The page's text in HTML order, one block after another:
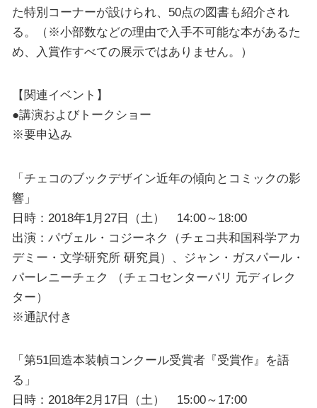
た特別コーナーが設けられ、50点の図書も紹介され
る。（※小部数などの理由で入手不可能な本があるた
め、入賞作すべての展示ではありません。）
【関連イベント】
●講演およびトークショー
※要申込み
「チェコのブックデザイン近年の傾向とコミックの影
響」
日時：2018年1月27日（土） 14:00～18:00
出演：パヴェル・コジーネク（チェコ共和国科学アカ
デミー・文学研究所 研究員）、ジャン・ガスパール・
パーレニーチェク （チェコセンターパリ 元ディレク
ター）
※通訳付き
「第51回造本装幀コンクール受賞者『受賞作』を語
る」
日時：2018年2月17日（土） 15:00～17:00